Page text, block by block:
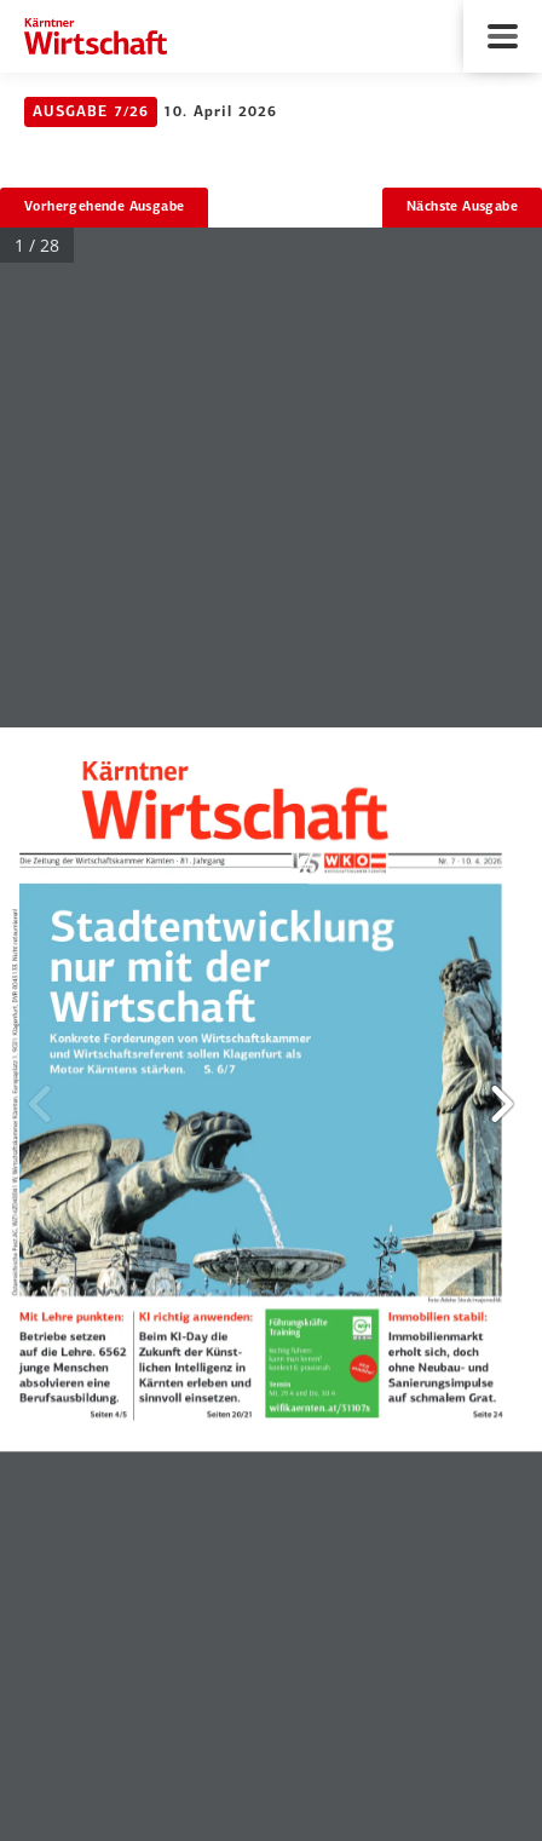
AUSGABE 7/26 10. April 2026
Vorhergehende Ausgabe Nächste Ausgabe
Kärntner
Die Zeitung der Wirtschaftskammer Kärnten · 81. Jahrgang Nr. 7 · 10. 4. 2026
Stadtentwicklung nur mit der Wirtschaft
S. 6/7
Foto: Adobe Stock/majorosl66
Österreichische Post AG, WZ14Z040041 W, Wirtschaftskammer Kärnten, Europaplatz 1, 9021 Klagenfurt, DVR 0043133. Nicht retournieren!
KI richtig anwenden:
Beim KI-Day die
Zukunft der Künst-
lichen Intelligenz in
Kärnten erleben und
sinnvoll einsetzen.
Seiten 20/21
Mit Lehre punkten:
Betriebe setzen
auf die Lehre. 6562
junge Menschen
absolvieren eine
Berufsausbildung.
Seiten 4/5
Immobilien stabil:
Immobilienmarkt
erholt sich, doch
ohne Neubau- und
Sanierungsimpulse
auf schmalem Grat.
Seite 24
wifikaernten.at/31107x
Führungskräfte
Training
Richtig führen
kann man lernen!
konkret & praxisnah
Termin
Mi, 29.4 und Do, 30.4
Jetzt anmelden!
1 / 28